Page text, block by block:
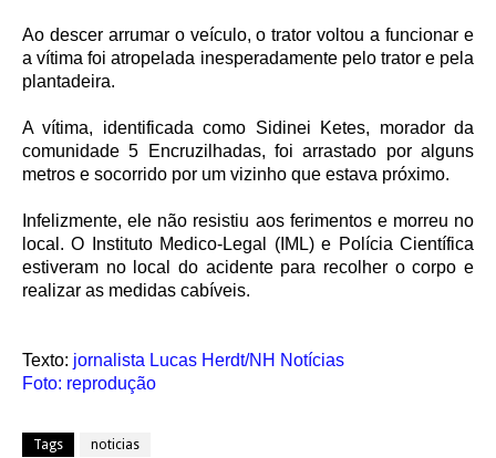
Ao descer arrumar o veículo, o trator voltou a funcionar e
a vítima foi atropelada inesperadamente pelo trator e pela
plantadeira.
A vítima, identificada como Sidinei Ketes, morador da
comunidade 5 Encruzilhadas, foi arrastado por alguns
metros e socorrido por um vizinho que estava próximo.
Infelizmente, ele não resistiu aos ferimentos e morreu no
local. O Instituto Medico-Legal (IML) e Polícia Científica
estiveram no local do acidente para recolher o corpo e
realizar as medidas cabíveis.
Texto: jornalista Lucas Herdt/NH Notícias
Foto: reprodução
Tags noticias